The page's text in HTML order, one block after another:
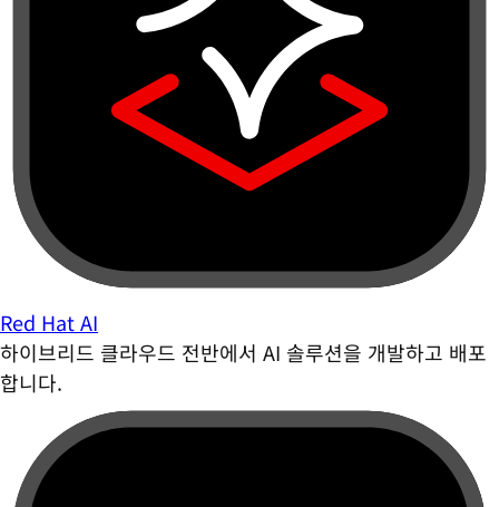
Red Hat AI
하이브리드 클라우드 전반에서 AI 솔루션을 개발하고 배포
합니다.